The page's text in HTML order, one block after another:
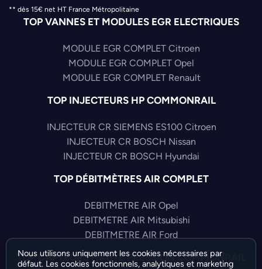
** dès 15€ net HT France Métropolitaine
TOP VANNES ET MODULES EGR ELECTRIQUES
MODULE EGR COMPLET Citroen
MODULE EGR COMPLET Opel
MODULE EGR COMPLET Renault
TOP INJECTEURS HP COMMONRAIL
INJECTEUR CR SIEMENS ES100 Citroen
INJECTEUR CR BOSCH Nissan
INJECTEUR CR BOSCH Hyundai
TOP DÉBITMÈTRES AIR COMPLET
DEBITMETRE AIR Opel
DEBITMETRE AIR Mitsubishi
DEBITMETRE AIR Ford
TOP CAPTEURS HAUTE PRESSION COMMONRAIL
Nous utilisons uniquement les cookies nécessaires par
défaut. Les cookies fonctionnels, analytiques et marketing